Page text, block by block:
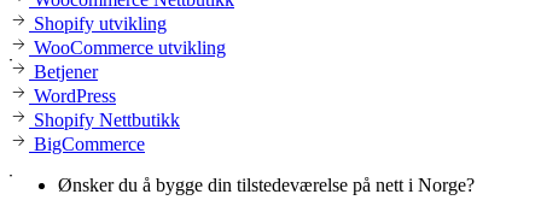
Shopify utvikling
WooCommerce utvikling
Betjener
WordPress
Shopify Nettbutikk
BigCommerce
Ønsker du å bygge din tilstedeværelse på nett i Norge?